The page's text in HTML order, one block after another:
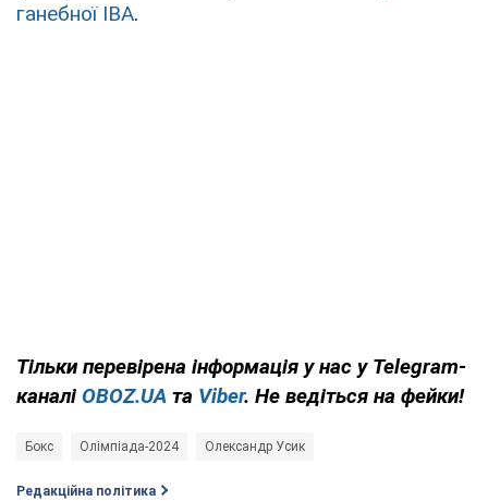
ганебної IBA.
Тільки перевірена інформація у нас у Telegram-
каналі OBOZ.UA та Viber. Не ведіться на фейки!
Бокс Олімпіада-2024 Олександр Усик
Редакційна політика